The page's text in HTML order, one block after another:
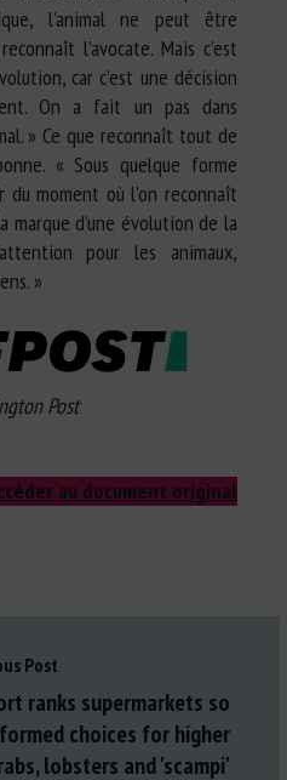
l’animal ne peut être
l’avocate. Mais c’est
car c’est une décision
On a fait un pas dans
» Ce que reconnaît tout de
« Sous quelque forme
moment où l’on reconnaît
marque d’une évolution de la
pour les animaux,
»
Post
au document original
Post
ranks supermarkets so
choices for higher
lobsters and 'scampi'